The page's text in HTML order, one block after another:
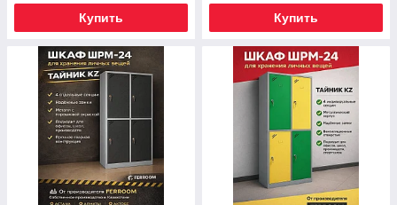
Купить Купить